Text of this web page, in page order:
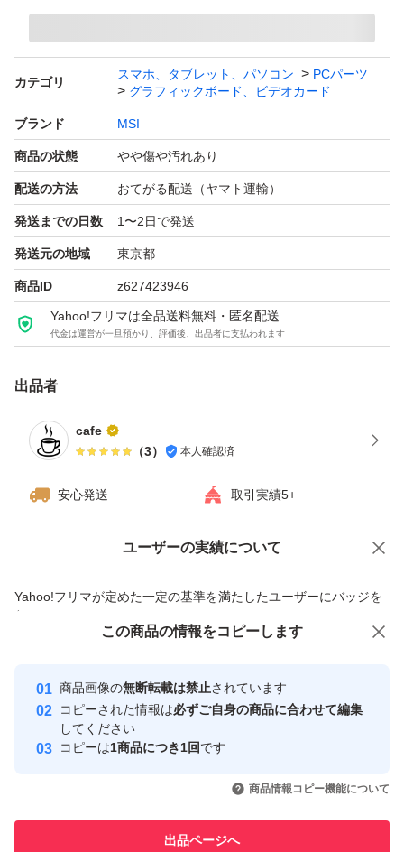
【仕様】
・GPU：GeForce RTX 3070
・メモリ：GDDR6 8GB
・モデル：GAMING X TRIO
軽めの設定でゲームを遊ぶ分にはまだまだ現役でいけるグ
ラボかと思います。
うか。
中古品のため、状態は写真にてご確認ください。
ご理解いただける方のみご購入をお願いいたします。
#RTX3070 #GeForceRTX3070 #MSI #GAMINGXTRIO #
カテゴリ
スマホ、タブレット、パソコン
PCパーツ
グラフィックボード、ビデオカード
ブランド MSI
商品の状態 やや傷や汚れあり
配送の方法 おてがる配送（ヤマト運輸）
発送までの日数 1〜2日で発送
発送元の地域 東京都
商品ID z627423946
Yahoo!フリマは全品送料無料・匿名配送
代金は運営が一旦預かり、評価後、出品者に支払われます
出品者
cafe
（3） 本人確認済
安心発送 取引実績5+
ユーザーの実績について
Yahoo!フリマが定めた一定の基準を満たしたユーザーにバッジを
付与しています
安心取引出品者
心・安全なユーザーです
取引実績
引を完了させた実績があります
での取引実績があります
価格の相談 商品への質問
この商品の情報をコピーします
商品画像の無断転載は禁止されています
コピーされた情報は必ずご自身の商品に合わせて編集
してください
コピーは1商品につき1回です
商品情報コピー機能について
出品ページへ
この商品をみている人にオススメ